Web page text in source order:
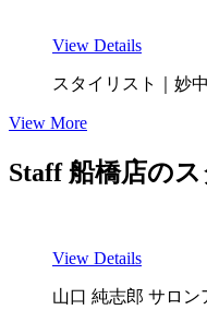
View Details
スタイリスト｜妙
View More
Staff船橋店のス
View Details
山口 純志郎 サロン